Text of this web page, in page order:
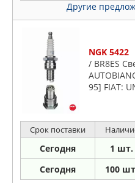
Другие
NGK 5422
/ BR8ES
95] FIAT:
Срок поставки
Сегодня 1 шт.
Сегодня 100